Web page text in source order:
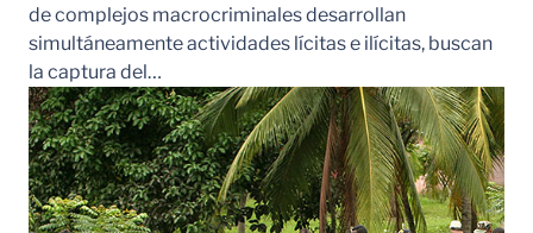
de complejos macrocriminales desarrollan
simultáneamente actividades lícitas e ilícitas, buscan
la captura del…